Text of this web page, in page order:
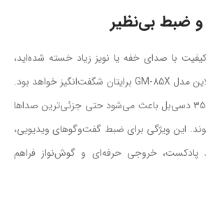
و ضبط بی‌نظیر
با صدای خفه یا نویز زیاد خسته شده‌اید،
تفاوت میکروفون گرین لاین مدل GM-85X برایتان شگفت‌انگیز خواهد بود.
حساسیت بالای بیش از ۳۵ دسی‌بل باعث می‌شود حتی جزئی‌ترین صداها
این ویژگی برای ضبط گفت‌وگوهای ویدیویی،
پادکست، خروجی حرفه‌ای و گوش‌نواز فراهم